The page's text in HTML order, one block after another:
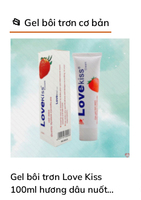
quan hệ.
📂 Gel bôi trơn cơ bản
Gel bôi trơn Love Kiss
100ml hương dâu nuốt